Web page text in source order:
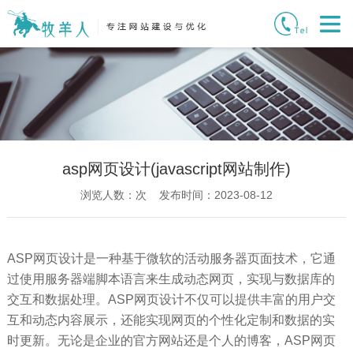
asp网页设计(javascript网站制作)
浏览人数： 次 发布时间：2023-08-12
ASP网页设计是一种基于微软的活动服务器页面技术，它通
过使用服务器端脚本语言来生成动态网页，实现与数据库的
交互和数据处理。ASP网页设计不仅可以提供丰富的用户交
互和动态内容展示，还能实现网页的个性化定制和数据的实
时更新。无论是企业的官方网站还是个人的博客，ASP网页